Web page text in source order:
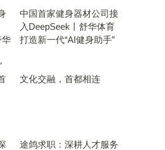
中国首家健身器材公司接
入DeepSeek丨舒华体育
打造新一代“AI健身助手”
文化交融，首都相连
途鸽求职：深耕人才服务